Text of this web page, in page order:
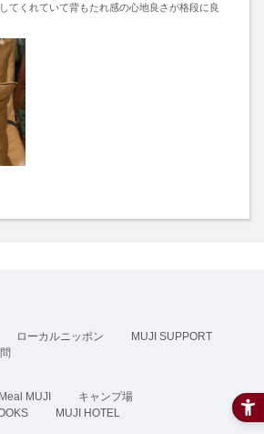
てくれていて背もたれ感の心地良さが格段に良
ローカルニッポン
MUJI SUPPORT
MUJI
キャンプ場
MUJI HOTEL